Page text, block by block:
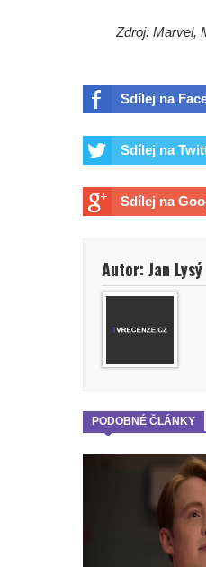
Zdroj: Marvel,
Sdílej na
Sdílej na
Sdílej na
Autor: Jan Lysý
PODOBNÉ ČLÁNKY